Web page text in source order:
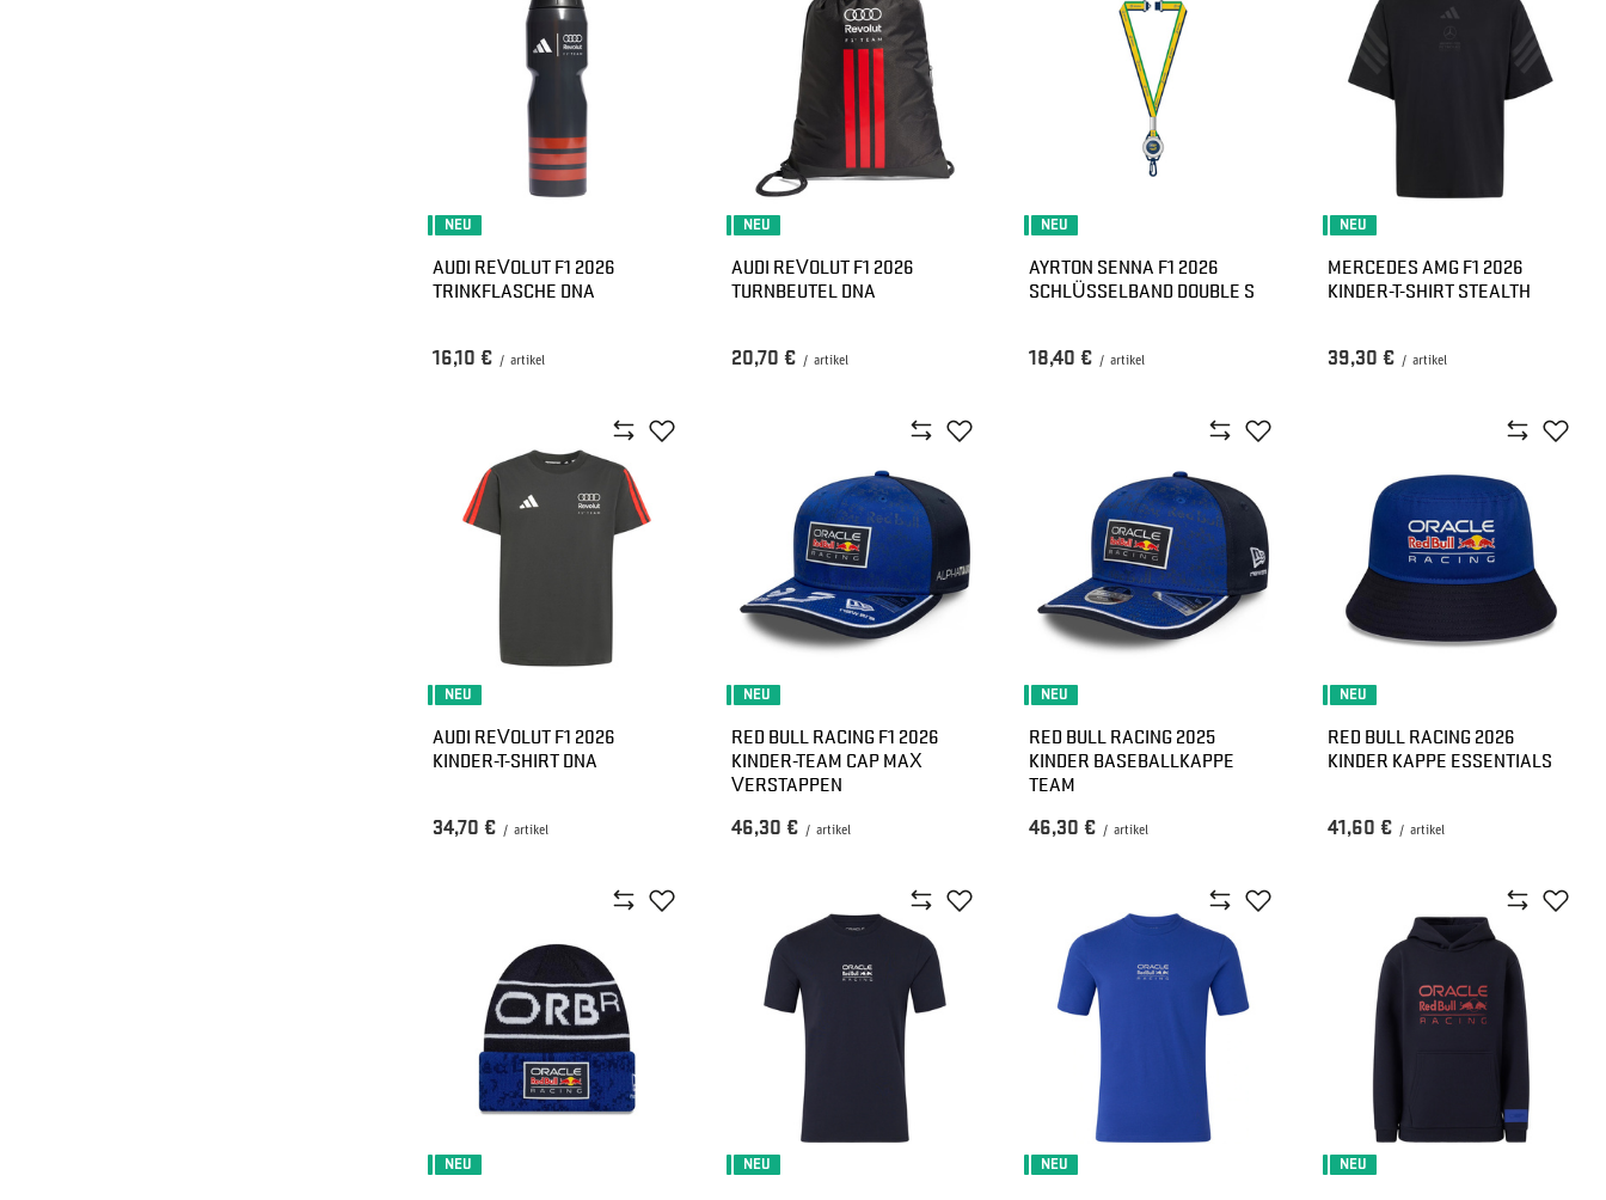
NEU
AUDI REVOLUT F1 2026
TRINKFLASCHE DNA
16,10 € / artikel
NEU
AUDI REVOLUT F1 2026
TURNBEUTEL DNA
20,70 € / artikel
NEU
AYRTON SENNA F1 2026
SCHLÜSSELBAND DOUBLE S
18,40 € / artikel
NEU
MERCEDES AMG F1 2026
KINDER-T-SHIRT STEALTH
39,30 € / artikel
NEU
AUDI REVOLUT F1 2026
KINDER-T-SHIRT DNA
34,70 € / artikel
NEU
RED BULL RACING F1 2026
KINDER-TEAM CAP MAX
VERSTAPPEN
46,30 € / artikel
NEU
RED BULL RACING 2025
KINDER BASEBALLKAPPE
TEAM
46,30 € / artikel
NEU
RED BULL RACING 2026
KINDER KAPPE ESSENTIALS
41,60 € / artikel
NEU NEU NEU NEU